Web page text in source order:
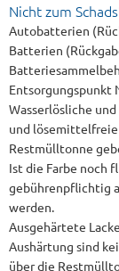
Nicht zum
Autobatterien
Batterien
Entsorgungspunkt
Wasserlösliche
und lösemittelfreie
Restmülltonne
Ist die Farbe noch
gebührenpflichtig
werden.
Ausgehärtete
Aushärtung sind
über die